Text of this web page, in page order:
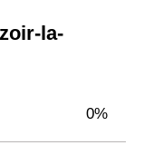
la-
0%